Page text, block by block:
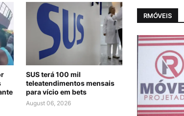
SUS terá 100 mil
teleatendimentos mensais
para vício em bets
August 06, 2026
RMÓVEIS